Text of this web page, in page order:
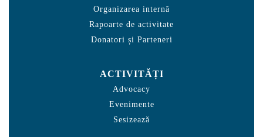
Organizarea internă
Rapoarte de activitate
Donatori și Parteneri
ACTIVITĂȚI
Advocacy
Evenimente
Sesizează